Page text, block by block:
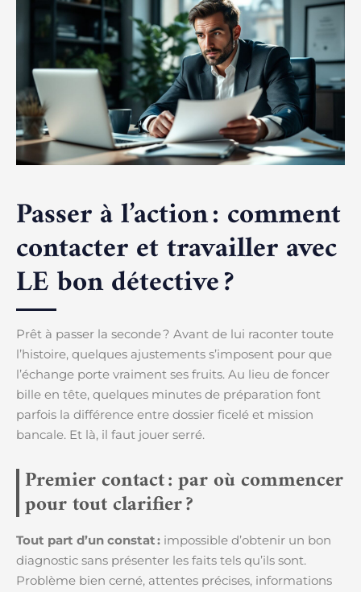
Passer à l’action : comment
contacter et travailler avec
LE bon détective ?
Prêt à passer la seconde ? Avant de lui raconter toute
l’histoire, quelques ajustements s’imposent pour que
l’échange porte vraiment ses fruits. Au lieu de foncer
bille en tête, quelques minutes de préparation font
parfois la différence entre dossier ficelé et mission
bancale. Et là, il faut jouer serré.
Premier contact : par où commencer
pour tout clarifier ?
Tout part d’un constat : impossible d’obtenir un bon
diagnostic sans présenter les faits tels qu’ils sont.
Problème bien cerné, attentes précises, informations